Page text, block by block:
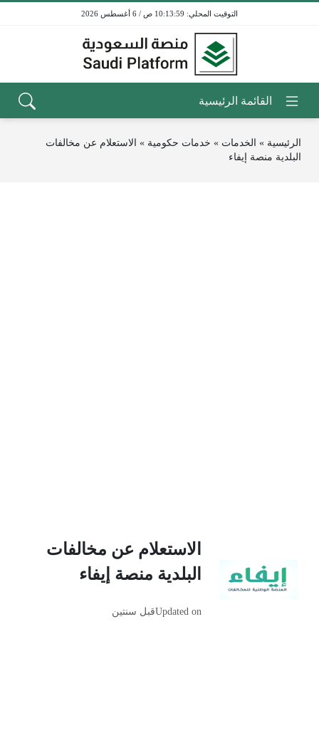
10:13:59 ص / 6 أغسطس 2026
الرئيسية » الخدمات » خدمات حكومية » الاستعلام عن مخالفات
البلدية منصة إيفاء
الاستعلام عن مخالفات
البلدية منصة إيفاء
Updated onقبل سنتين